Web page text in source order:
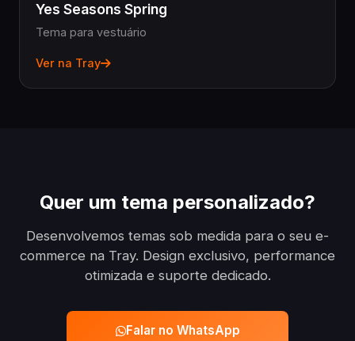
Yes Seasons Spring
Tema para vestuário
Ver na Tray
Quer um tema personalizado?
Desenvolvemos temas sob medida para o seu e-
commerce na Tray. Design exclusivo, performance
otimizada e suporte dedicado.
Falar no WhatsApp